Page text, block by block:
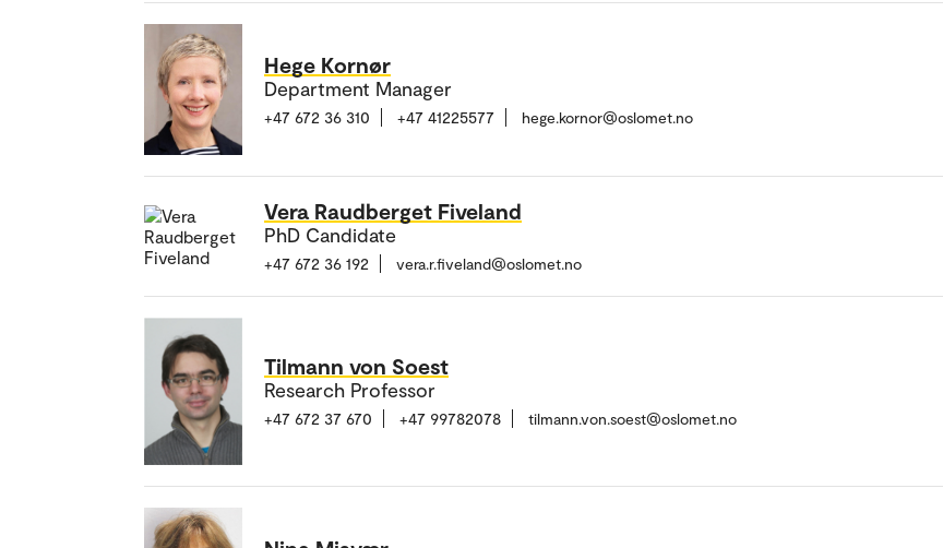
Hege Kornør
Department Manager
+47 672 36 310 +47 41225577 hege.kornor@oslomet.no
Vera Raudberget Fiveland
PhD Candidate
+47 672 36 192 vera.r.fiveland@oslomet.no
Tilmann von Soest
Research Professor
+47 672 37 670 +47 99782078 tilmann.von.soest@oslomet.no